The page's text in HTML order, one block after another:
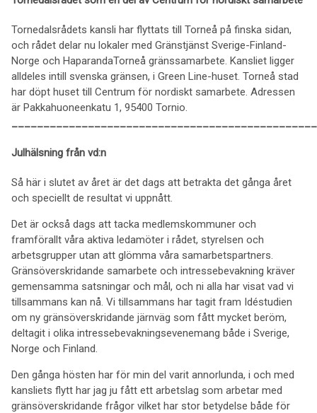
Tornedalsrådets kansli har flyttats till Torneå på finska sidan,
och rådet delar nu lokaler med Gränstjänst Sverige-Finland-
Norge och HaparandaTorneå gränssamarbete. Kansliet ligger
alldeles intill svenska gränsen, i Green Line-huset. Torneå stad
har döpt huset till Centrum för nordiskt samarbete. Adressen
är Pakkahuoneenkatu 1, 95400 Tornio.
Julhälsning från vd:n
Så här i slutet av året är det dags att betrakta det gånga året
och speciellt de resultat vi uppnått.
Det är också dags att tacka medlemskommuner och
framförallt våra aktiva ledamöter i rådet, styrelsen och
arbetsgrupper utan att glömma våra samarbetspartners.
Gränsöverskridande samarbete och intressebevakning kräver
gemensamma satsningar och mål, och ni alla har visat vad vi
tillsammans kan nå. Vi tillsammans har tagit fram Idéstudien
om ny gränsöverskridande järnväg som fått mycket beröm,
deltagit i olika intressebevakningsevenemang både i Sverige,
Norge och Finland.
Den gånga hösten har för min del varit annorlunda, i och med
kansliets flytt har jag ju fått ett arbetslag som arbetar med
gränsöverskridande frågor vilket har stor betydelse både för